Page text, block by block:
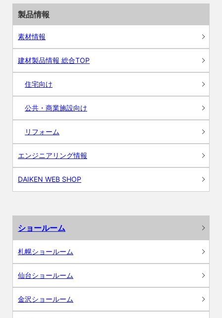
製品情報
素材情報
建材製品情報 総合TOP
住宅向け
公共・商業施設向け
リフォーム
エンジニアリング情報
DAIKEN WEB SHOP
ショールーム
札幌ショールーム
仙台ショールーム
金沢ショールーム